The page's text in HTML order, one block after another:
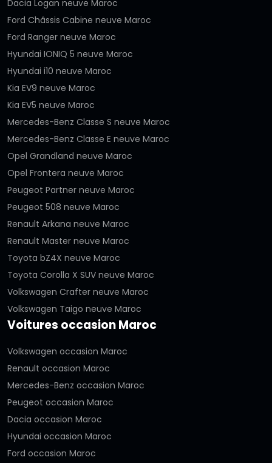
Dacia Logan neuve Maroc
Ford Châssis Cabine neuve Maroc
Ford Ranger neuve Maroc
Hyundai IONIQ 5 neuve Maroc
Hyundai i10 neuve Maroc
Kia EV9 neuve Maroc
Kia EV5 neuve Maroc
Mercedes-Benz Classe S neuve Maroc
Mercedes-Benz Classe E neuve Maroc
Opel Grandland neuve Maroc
Opel Frontera neuve Maroc
Peugeot Partner neuve Maroc
Peugeot 508 neuve Maroc
Renault Arkana neuve Maroc
Renault Master neuve Maroc
Toyota bZ4X neuve Maroc
Toyota Corolla X SUV neuve Maroc
Volkswagen Crafter neuve Maroc
Volkswagen Taigo neuve Maroc
Voitures occasion Maroc
Volkswagen occasion Maroc
Renault occasion Maroc
Mercedes-Benz occasion Maroc
Peugeot occasion Maroc
Dacia occasion Maroc
Hyundai occasion Maroc
Ford occasion Maroc